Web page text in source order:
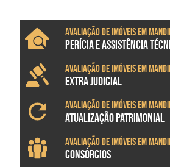
Avaliação de imóveis em
PERÍCIA E ASSISTÊNCIA
Avaliação de imóveis em
EXTRA JUDICIAL
Avaliação de imóveis em
ATUALIZAÇÃO PATRIMONIAL
Avaliação de imóveis em
CONSÓRCIOS